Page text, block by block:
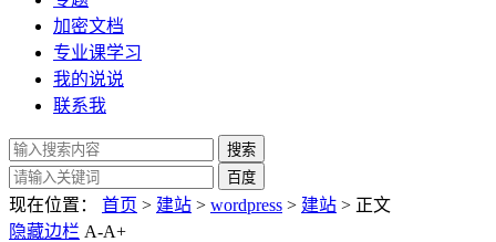
加密文档
专业课学习
我的说说
联系我
现在位置： 首页 > 建站 > wordpress > 建站 > 正文
隐藏边栏 A-A+